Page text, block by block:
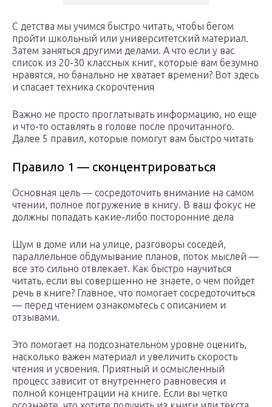
С детства мы учимся быстро читать, чтобы бегом
пройти школьный или университетский материал.
Затем заняться другими делами. А что если у вас
список из 20-30 классных книг, которые вам безумно
нравятся, но банально не хватает времени? Вот здесь
и спасает техника скорочтения
Важно не просто проглатывать информацию, но еще
и что-то оставлять в голове после прочитанного.
Далее 5 правил, которые помогут вам быстро читать
Правило 1 — сконцентрироваться
Основная цель — сосредоточить внимание на самом
чтении, полное погружение в книгу. В ваш фокус не
должны попадать какие-либо посторонние дела
Шум в доме или на улице, разговоры соседей,
параллельное обдумывание планов, поток мыслей —
все это сильно отвлекает. Как быстро научиться
читать, если вы совершенно не знаете, о чем пойдет
речь в книге? Главное, что помогает сосредоточиться
— перед чтением ознакомьтесь с описанием и
отзывами.
Это помогает на подсознательном уровне оценить,
насколько важен материал и увеличить скорость
чтения и усвоения. Приятный и осмысленный
процесс зависит от внутреннего равновесия и
полной концентрации на книге. Если вы четко